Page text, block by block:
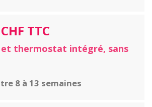
TTC
et thermostat intégré, sans
8 à 13 semaines